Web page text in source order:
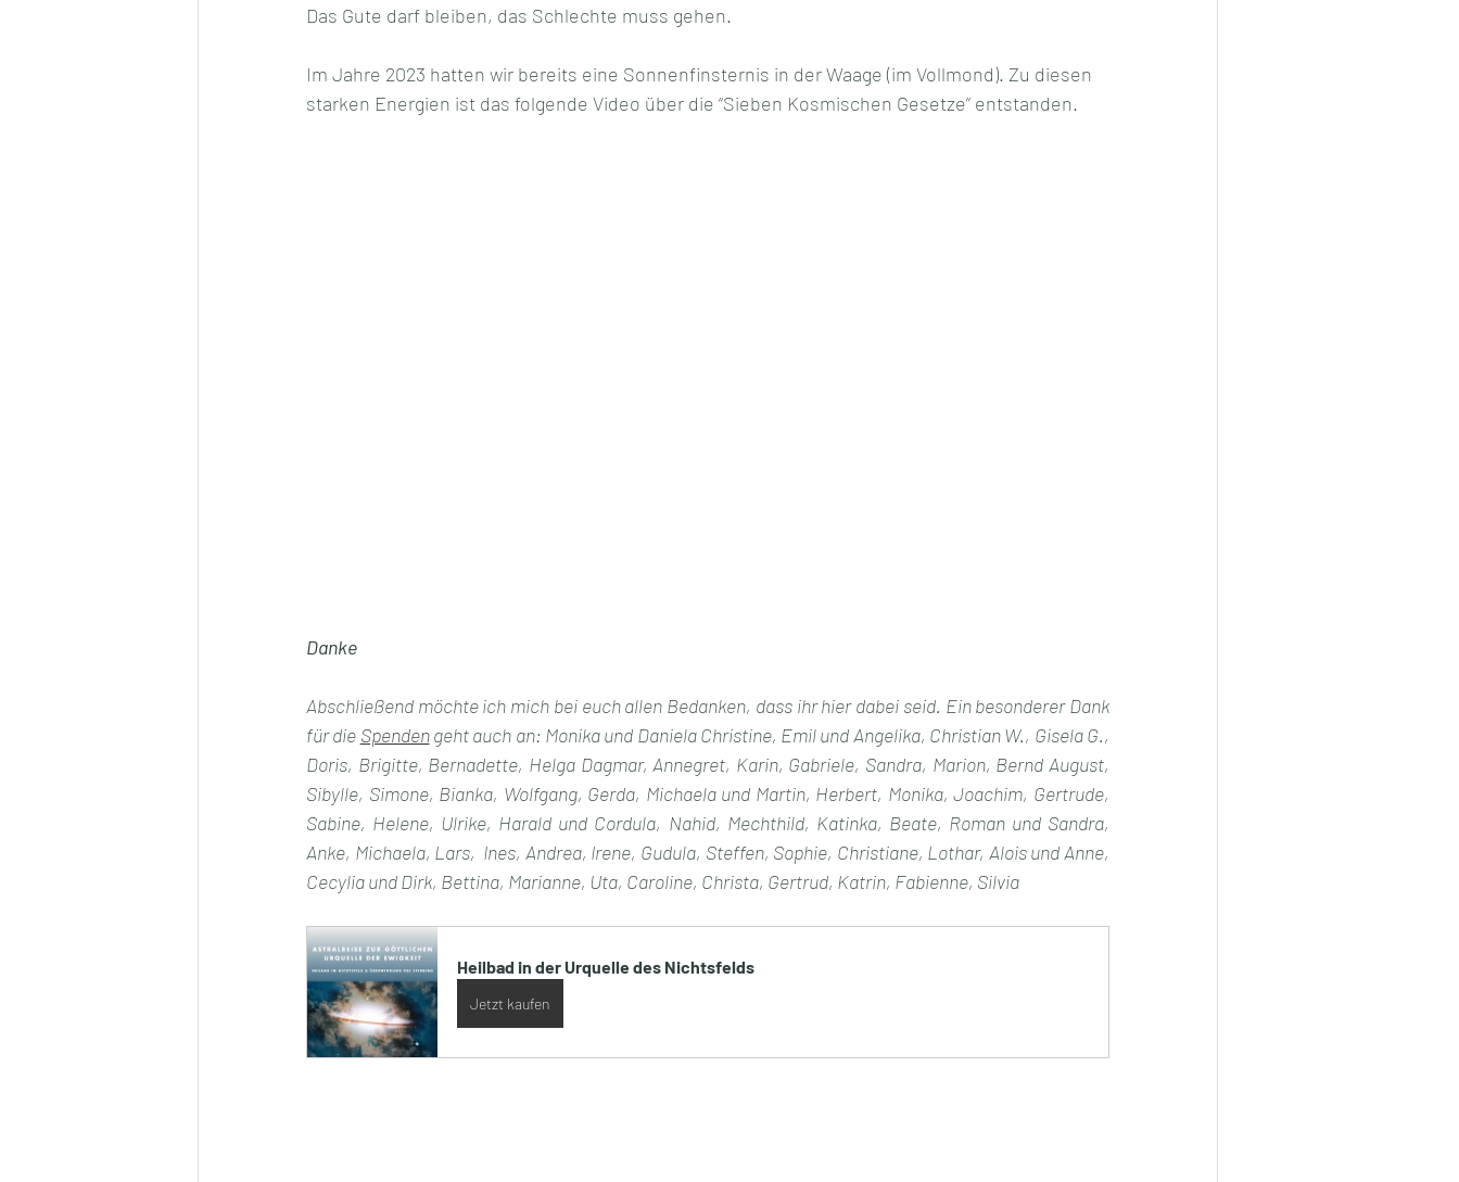
Das Gute darf bleiben, das Schlechte muss gehen.
Im Jahre 2023 hatten wir bereits eine Sonnenfinsternis in der Waage (im Vollmond). Zu diesen
starken Energien ist das folgende Video über die “Sieben Kosmischen Gesetze” entstanden.
Danke
Abschließend möchte ich mich bei euch allen Bedanken, dass ihr hier dabei seid. Ein besonderer Dank
für die Spenden geht auch an: Monika und Daniela Christine, Emil und Angelika, Christian W., Gisela G.,
Doris, Brigitte, Bernadette, Helga Dagmar, Annegret, Karin, Gabriele, Sandra, Marion, Bernd August,
Sibylle, Simone, Bianka, Wolfgang, Gerda, Michaela und Martin, Herbert, Monika, Joachim, Gertrude,
Sabine, Helene, Ulrike, Harald und Cordula, Nahid, Mechthild, Katinka, Beate, Roman und Sandra,
Anke, Michaela, Lars,  Ines, Andrea, Irene, Gudula, Steffen, Sophie, Christiane, Lothar, Alois und Anne,
Cecylia und Dirk, Bettina, Marianne, Uta, Caroline, Christa, Gertrud, Katrin, Fabienne, Silvia
Heilbad in der Urquelle des Nichtsfelds
Jetzt kaufen